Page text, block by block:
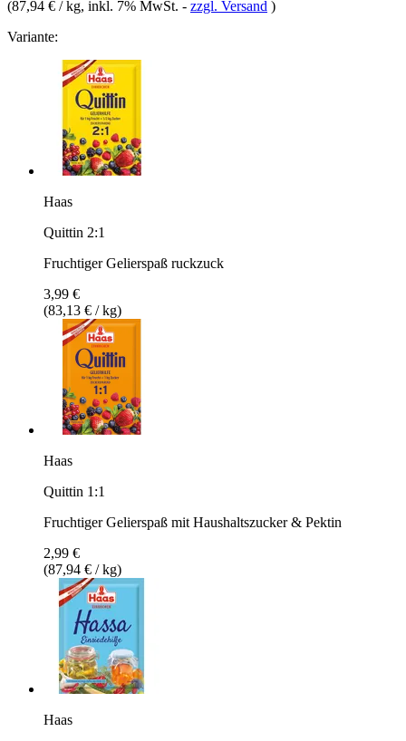
(87,94 € / kg, inkl. 7% MwSt. - zzgl. Versand )
Variante:
Haas
Quittin 2:1
Fruchtiger Gelierspaß ruckzuck
3,99 €
(83,13 € / kg)
Haas
Quittin 1:1
Fruchtiger Gelierspaß mit Haushaltszucker & Pektin
2,99 €
(87,94 € / kg)
Haas